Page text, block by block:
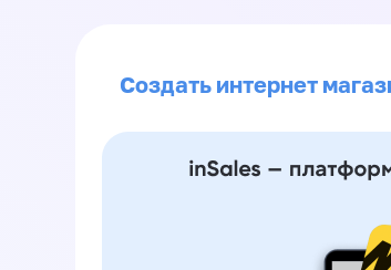
Создать интернет